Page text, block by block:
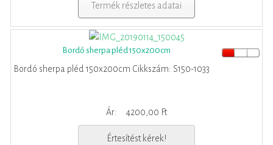
Termék részletes adatai
Bordó sherpa pléd 150x200cm
Bordó sherpa pléd 150x200cm Cikkszám: S150-1033
Ár: 4200,00 Ft
Értesítést kérek!